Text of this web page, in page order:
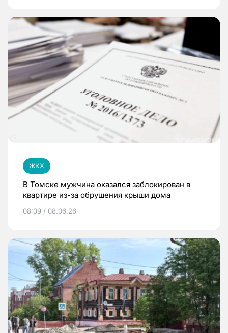
ЖКХ
В Томске мужчина оказался заблокирован в
квартире из-за обрушения крыши дома
08:09 / 08.06.26